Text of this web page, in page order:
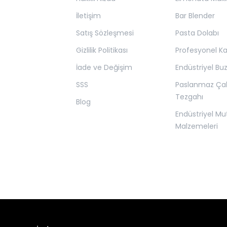
İletişim
Satış Sözleşmesi
Gizlilik Politikası
İade ve Değişim
SSS
Blog
Bar Blender
Pasta Dolabı
Profesyonel
Endüstriyel
Paslanmaz
Tezgahı
Endüstriyel
Malzemeleri